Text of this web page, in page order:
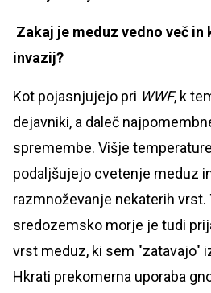
Zakaj je meduz vedno več in
invazij?
Kot pojasnjujejo pri WWF, k
dejavniki, a daleč
spremembe. Višje
podaljšujejo cvetenje meduz
razmnoževanje nekaterih vrst.
sredozemsko morje je tudi
vrst meduz, ki sem "zatavajo"
Hkrati prekomerna uporaba